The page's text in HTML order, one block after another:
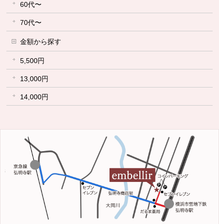
60代〜
70代〜
金額から探す
5,500円
13,000円
14,000円